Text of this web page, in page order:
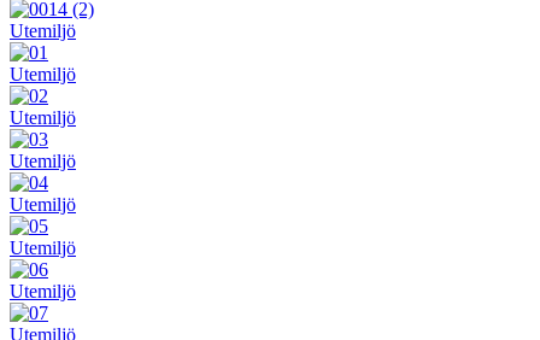
Utemiljö
Utemiljö
Utemiljö
Utemiljö
Utemiljö
Utemiljö
Utemiljö
Utemiljö